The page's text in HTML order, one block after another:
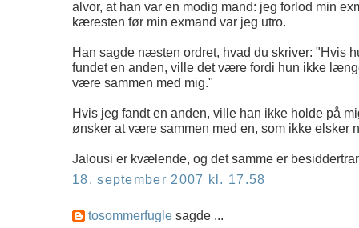
alvor, at han var en modig mand: jeg forlod min
kæresten før min exmand var jeg utro.
Han sagde næsten ordret, hvad du skriver: "Hvis
fundet en anden, ville det være fordi hun ikke
være sammen med mig."
Hvis jeg fandt en anden, ville han ikke holde på
ønsker at være sammen med en, som ikke elsker
Jalousi er kvælende, og det samme er
18. september 2007 kl. 17.58
tosommerfugle sagde ...